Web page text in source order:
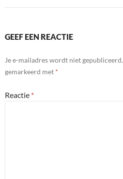
GEEF EEN REACTIE
Je e-mailadres wordt niet gepubliceerd.
gemarkeerd met *
Reactie *